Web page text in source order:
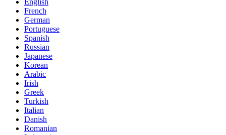
French
German
Portuguese
Spanish
Russian
Japanese
Korean
Arabic
Irish
Greek
Turkish
Italian
Danish
Romanian